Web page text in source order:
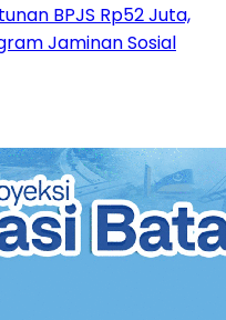
BPJS Rp52 Juta,
Jaminan Sosial